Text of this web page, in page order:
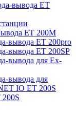
вывода ET
ET 200M
вывода ET 200pro
вывода ET 200SP
вывода для Ex-
вывода для
IO ET 200S